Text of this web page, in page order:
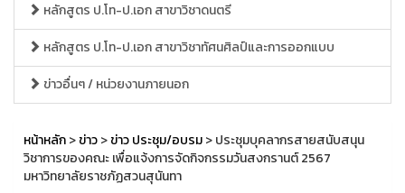
หลักสูตร ป.โท-ป.เอก สาขาวิชาดนตรี
หลักสูตร ป.โท-ป.เอก สาขาวิชาทัศนศิลป์และการออกแบบ
ข่าวอื่นๆ / หน่วยงานภายนอก
หน้าหลัก>ข่าว>ข่าว ประชุม/อบรม> ประชุมบุคลากรสายสนับสนุน
วิชาการของคณะ เพื่อแจ้งการจัดกิจกรรมวันสงกรานต์ 2567
มหาวิทยาลัยราชภัฏสวนสุนันทา